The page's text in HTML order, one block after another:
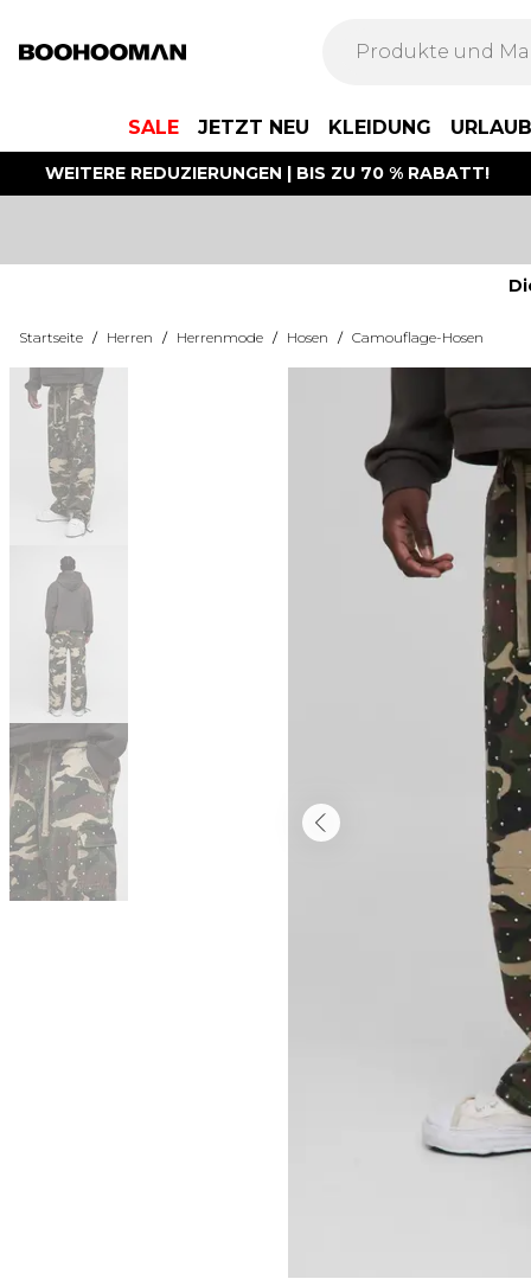
SALE JETZT NEU KLEIDUNG
WEITERE REDUZIERUNGEN | BIS ZU 70 % RABATT!
Startseite / Herren / Herrenmode / Hosen / Camouflage-Hosen